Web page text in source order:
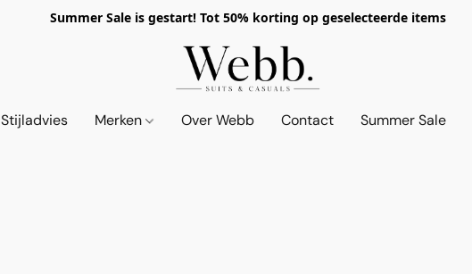
Summer Sale is gestart! Tot 50% korting op geselecteerde items
Stijladvies Merken Over Webb Contact Summer Sale